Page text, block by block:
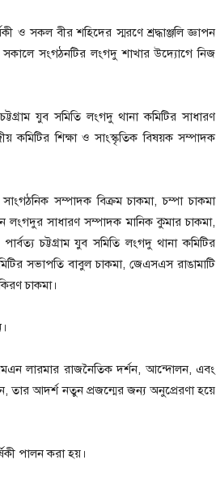
ও সকল বীর শহিদের স্মরণে শ্রদ্ধাঞ্জলি জ্ঞাপন
সকালে সংগঠনটির লংগদু শাখার উদ্যোগে নিজ
যুব সমিতি লংগদু থানা কমিটির সাধারণ
কমিটির শিক্ষা ও সাংস্কৃতিক বিষয়ক সম্পাদক
সম্পাদক বিক্রম চাকমা, চম্পা চাকমা
লংগদুর সাধারণ সম্পাদক মানিক কুমার চাকমা,
চট্টগ্রাম যুব সমিতি লংগদু থানা কমিটির
সভাপতি বাবুল চাকমা, জেএসএস রাঙামাটি
চাকমা।
লারমার রাজনৈতিক দর্শন, আন্দোলন, এবং
তার আদর্শ নতুন প্রজন্মের জন্য অনুপ্রেরণা হয়ে
পালন করা হয়।